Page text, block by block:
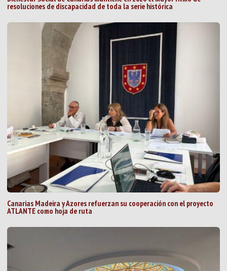
resoluciones de discapacidad de toda la serie histórica
Canarias Madeira y Azores refuerzan su cooperación con el proyecto
ATLANTE como hoja de ruta